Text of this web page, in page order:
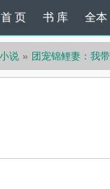
首 页 书 库 全本
说 团宠锦鲤妻：我